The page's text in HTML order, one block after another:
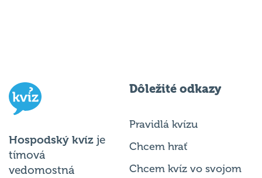
Hospodský kvíz je
tímová
vedomostná
Dôležité odkazy
Pravidlá kvízu
Chcem hrať
Chcem kvíz vo svojom